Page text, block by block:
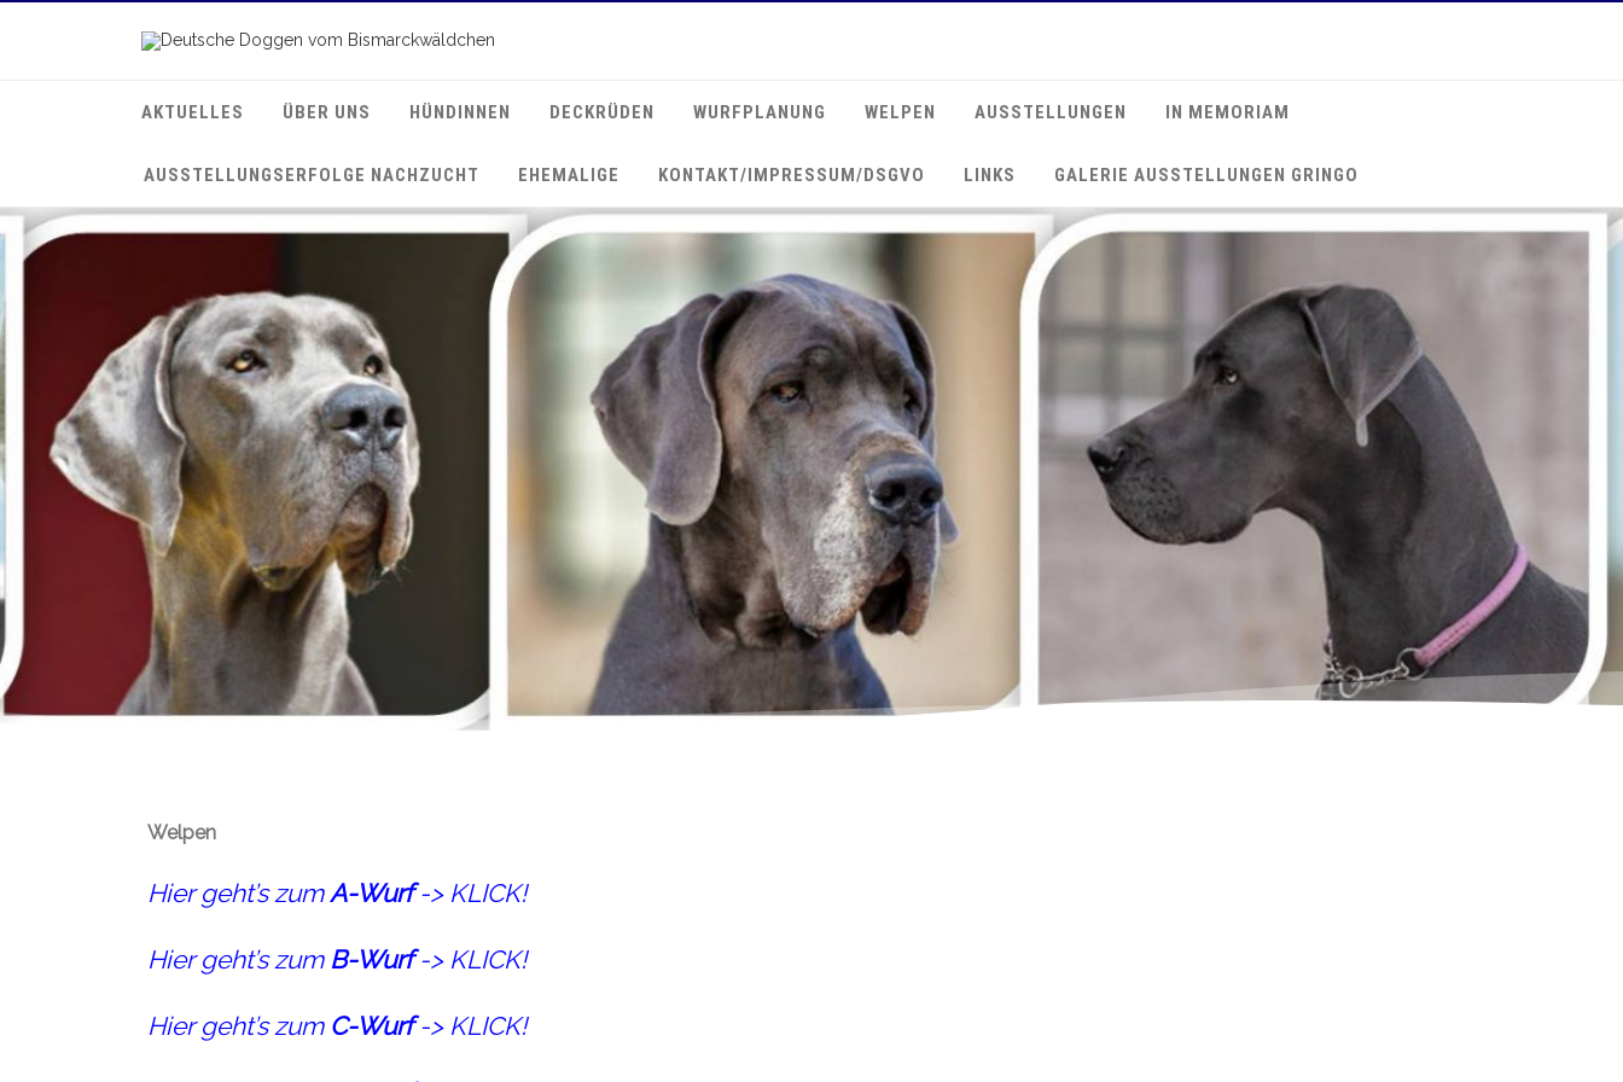
AKTUELLES ÜBER UNS HÜNDINNEN DECKRÜDEN WURFPLANUNG WELPEN AUSSTELLUNGEN IN MEMORIAM
AUSSTELLUNGSERFOLGE NACHZUCHT EHEMALIGE KONTAKT/IMPRESSUM/DSGVO LINKS GALERIE AUSSTELLUNGEN GRINGO
Welpen
Hier geht’s zumA-Wurf-> KLICK!
Hier geht’s zum B-Wurf-> KLICK!
Hier geht’s zum C-Wurf-> KLICK!